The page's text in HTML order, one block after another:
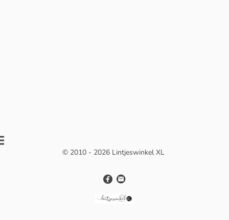
© 2010 - 2026 Lintjeswinkel XL